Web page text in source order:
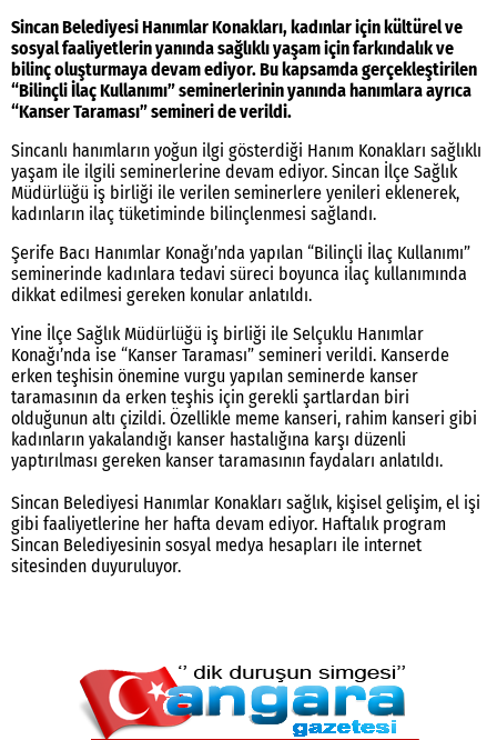
Sincan Belediyesi Hanımlar Konakları, kadınlar için kültürel ve
sosyal faaliyetlerin yanında sağlıklı yaşam için farkındalık ve
bilinç oluşturmaya devam ediyor. Bu kapsamda gerçekleştirilen
“Bilinçli İlaç Kullanımı” seminerlerinin yanında hanımlara ayrıca
“Kanser Taraması” semineri de verildi.
Sincanlı hanımların yoğun ilgi gösterdiği Hanım Konakları sağlıklı
yaşam ile ilgili seminerlerine devam ediyor. Sincan İlçe Sağlık
Müdürlüğü iş birliği ile verilen seminerlere yenileri eklenerek,
kadınların ilaç tüketiminde bilinçlenmesi sağlandı.
Şerife Bacı Hanımlar Konağı’nda yapılan “Bilinçli İlaç Kullanımı”
seminerinde kadınlara tedavi süreci boyunca ilaç kullanımında
dikkat edilmesi gereken konular anlatıldı.
Yine İlçe Sağlık Müdürlüğü iş birliği ile Selçuklu Hanımlar
Konağı’nda ise “Kanser Taraması” semineri verildi. Kanserde
erken teşhisin önemine vurgu yapılan seminerde kanser
taramasının da erken teşhis için gerekli şartlardan biri
olduğunun altı çizildi. Özellikle meme kanseri, rahim kanseri gibi
kadınların yakalandığı kanser hastalığına karşı düzenli
yaptırılması gereken kanser taramasının faydaları anlatıldı.
Sincan Belediyesi Hanımlar Konakları sağlık, kişisel gelişim, el işi
gibi faaliyetlerine her hafta devam ediyor. Haftalık program
Sincan Belediyesinin sosyal medya hesapları ile internet
sitesinden duyuruluyor.